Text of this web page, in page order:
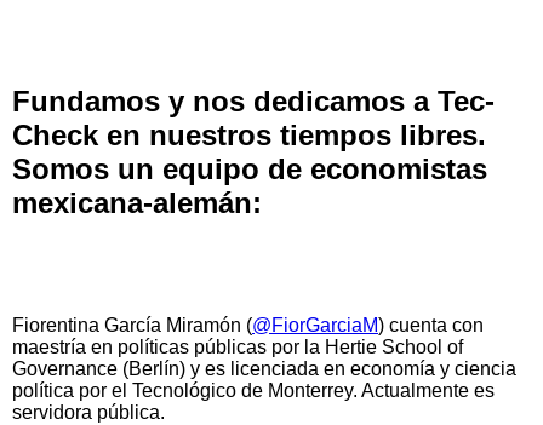
Fundamos y nos dedicamos a Tec-
Check en nuestros tiempos libres.
Somos un equipo de economistas
mexicana-alemán:
Fiorentina García Miramón (@FiorGarciaM) cuenta con
maestría en políticas públicas por la Hertie School of
Governance (Berlín) y es licenciada en economía y ciencia
política por el Tecnológico de Monterrey. Actualmente es
servidora pública.